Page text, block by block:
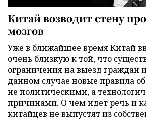
Китай возводит стену
мозгов
Уже в ближайшее время Китай
очень близкую к той, что
ограничения на выезд граждан
данном случае новые правила
не политическими, а
причинами. О чем идет речь и
китайцев не выпустят из